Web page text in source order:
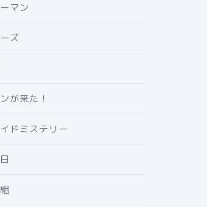
マン
ズ
が来た！
ドミステリー